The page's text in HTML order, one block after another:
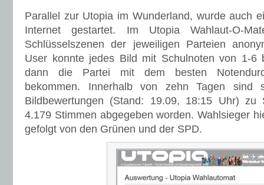
Parallel zur Utopia im Wunderland, wurde auch
Internet gestartet. Im Utopia Wahlaut-O-
Schlüsselszenen der jeweiligen Parteien
User konnte jedes Bild mit Schulnoten von 1-6
dann die Partei mit dem besten
bekommen. Innerhalb von zehn Tagen sind
Bildbewertungen (Stand: 19.09, 18:15 Uhr) zu
4.179 Stimmen abgegeben worden. Wahlsieger
gefolgt von den Grünen und der SPD.